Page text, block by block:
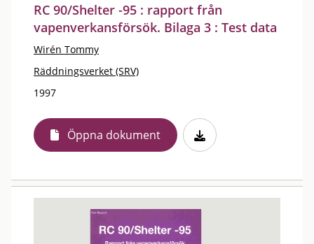
RC 90/Shelter -95 : rapport från
vapenverkansförsök. Bilaga 3 : Test data
Wirén Tommy
Räddningsverket (SRV)
1997
Öppna dokument